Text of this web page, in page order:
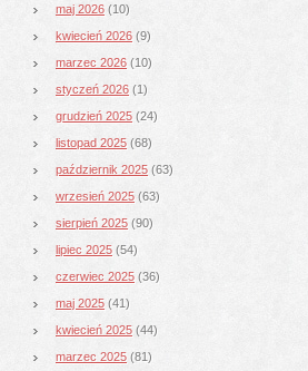
maj 2026 (10)
kwiecień 2026 (9)
marzec 2026 (10)
styczeń 2026 (1)
grudzień 2025 (24)
listopad 2025 (68)
październik 2025 (63)
wrzesień 2025 (63)
sierpień 2025 (90)
lipiec 2025 (54)
czerwiec 2025 (36)
maj 2025 (41)
kwiecień 2025 (44)
marzec 2025 (81)